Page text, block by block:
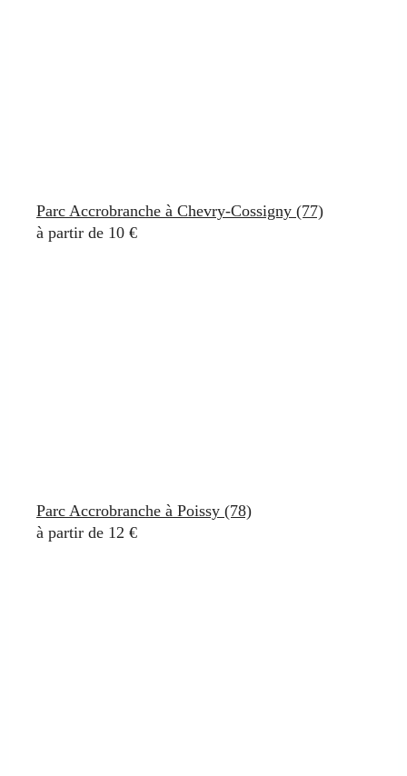
Parc Accrobranche à Chevry-Cossigny (77)
à partir de 10 €
Parc Accrobranche à Poissy (78)
à partir de 12 €